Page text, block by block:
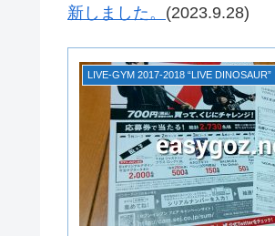
新しました。 (2023.9.28)
LIVE-GYM 2017-2018 “LIVE DINOSAUR”